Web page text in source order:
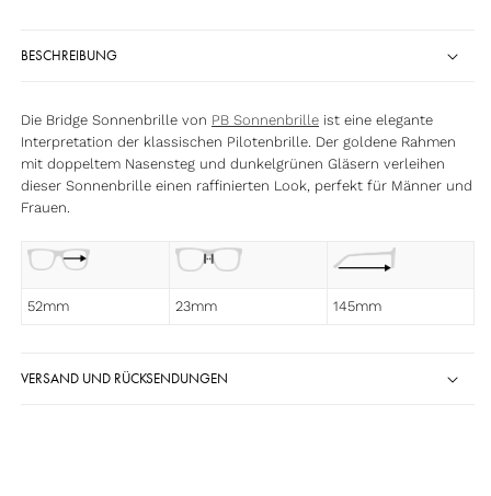
BESCHREIBUNG
Die Bridge Sonnenbrille von PB Sonnenbrille ist eine elegante
Interpretation der klassischen Pilotenbrille. Der goldene Rahmen
mit doppeltem Nasensteg und dunkelgrünen Gläsern verleihen
dieser Sonnenbrille einen raffinierten Look, perfekt für Männer und
Frauen.
52mm 23mm 145mm
VERSAND UND RÜCKSENDUNGEN